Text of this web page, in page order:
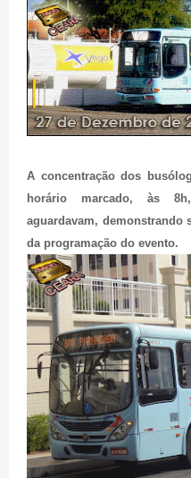
A concentração dos
horário marcado, às
aguardavam,
da programação do evento.